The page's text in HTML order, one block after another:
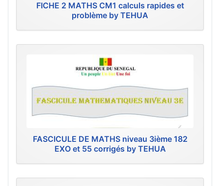
FICHE 2 MATHS CM1 calculs rapides et
problème by TEHUA
FASCICULE DE MATHS niveau 3ième 182
EXO et 55 corrigés by TEHUA